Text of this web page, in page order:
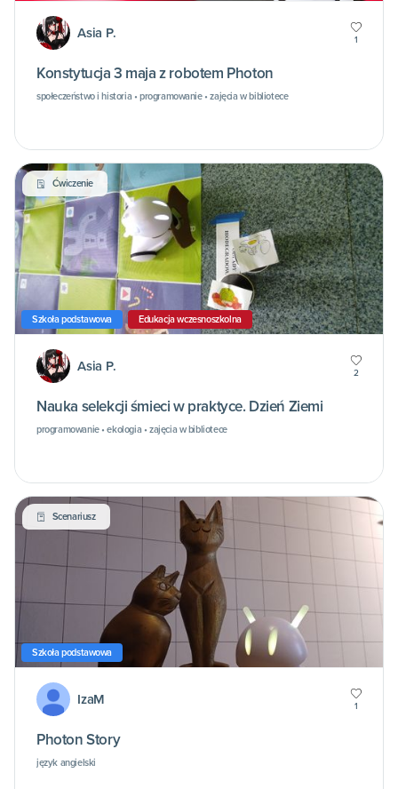
Asia P. 1
Konstytucja 3 maja z robotem Photon
społeczeństwo i historia • programowanie • zajęcia w bibliotece
Ćwiczenie
Szkoła podstawowa Edukacja wczesnoszkolna
Asia P. 2
Nauka selekcji śmieci w praktyce. Dzień Ziemi
programowanie • ekologia • zajęcia w bibliotece
Scenariusz
Szkoła podstawowa
IzaM 1
Photon Story
język angielski